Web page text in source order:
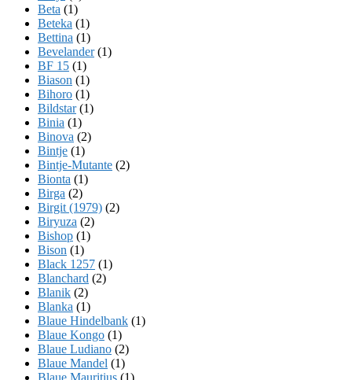
Beta (1)
Beteka (1)
Bettina (1)
Bevelander(1)
BF 15 (1)
Biason (1)
Bihoro (1)
Bildstar(1)
Binia (1)
Binova (2)
Bintje (1)
Bintje-Mutante (2)
Bionta (1)
Birga (2)
Birgit (1979) (2)
Biryuza (2)
Bishop (1)
Bison (1)
Black 1257 (1)
Blanchard (2)
Blanik (2)
Blanka (1)
Blaue Hindelbank (1)
Blaue Kongo (1)
Blaue Ludiano (2)
Blaue Mandel (1)
Blaue Mauritius (1)